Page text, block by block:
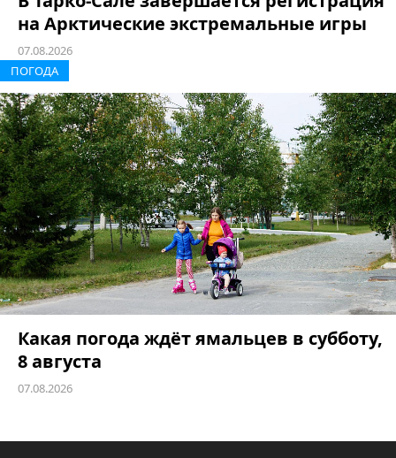
на Арктические экстремальные игры
07.08.2026
ПОГОДА
Какая погода ждёт ямальцев в субботу,
8 августа
07.08.2026